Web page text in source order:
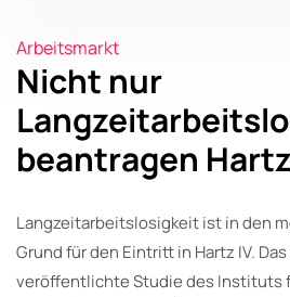
Arbeitsmarkt
Nicht nur
beantragen
Langzeitarbeitslosigkeit ist in den
Grund für den Eintritt in Hartz IV.
veröffentlichte Studie des Instituts